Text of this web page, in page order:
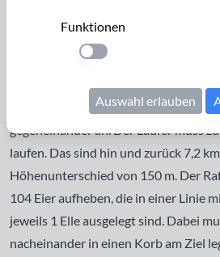
immer am Ostermontag statt. Die
Kameradschaft
ausgerichtet. Dabei treten ein
gegeneinander an. Der Läufer muss
laufen. Das sind hin und zurück 7,2
Höhenunterschied von 150 m. Der
104 Eier aufheben, die in einer Linie
jeweils 1 Elle ausgelegt sind. Dabei
nacheinander in einen Korb am Ziel
Funktionen
Einstellung anwenden
Auswahl erlauben